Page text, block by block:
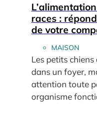
races :
de votre
MAISON
Les petits
dans un foyer,
attention toute
organisme